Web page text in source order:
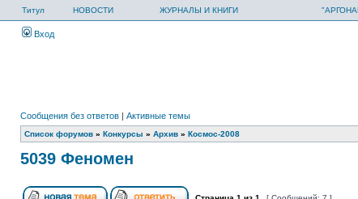
Титул НОВОСТИ ЖУРНАЛЫ И КНИГИ
Вход
Сообщения без ответов | Активные темы
Список форумов » Конкурсы » Архив » Космос-2008
5039 Феномен